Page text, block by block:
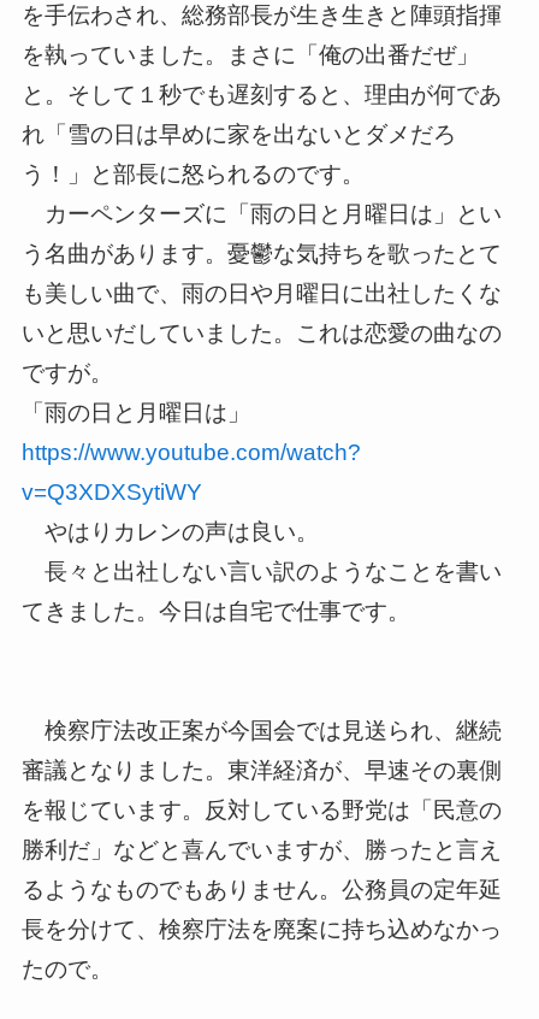
を手伝わされ、総務部長が生き生きと陣頭指揮
を執っていました。まさに「俺の出番だぜ」
と。そして１秒でも遅刻すると、理由が何であ
れ「雪の日は早めに家を出ないとダメだろ
う！」と部長に怒られるのです。
カーペンターズに「雨の日と月曜日は」とい
う名曲があります。憂鬱な気持ちを歌ったとて
も美しい曲で、雨の日や月曜日に出社した くな
いと思いだしていました。これは恋愛の曲なの
ですが。
「雨の日と月曜日は」
https://www.youtube.com/watch?
v=Q3XDXSytiWY
やはりカレンの声は良い。
長々と出社しない言い訳のようなことを書い
てきました。今日は自宅で仕事です。
検察庁法改正案が今国会では見送られ、継続
審議となりました。東洋経済が、早速その裏側
を報じています。反対している野党は「民意の
勝利だ」などと喜んでいますが、勝ったと言え
るようなものでもありません。公務員の定年延
長を分けて、検察庁法を廃案に持ち込めなかっ
たので。